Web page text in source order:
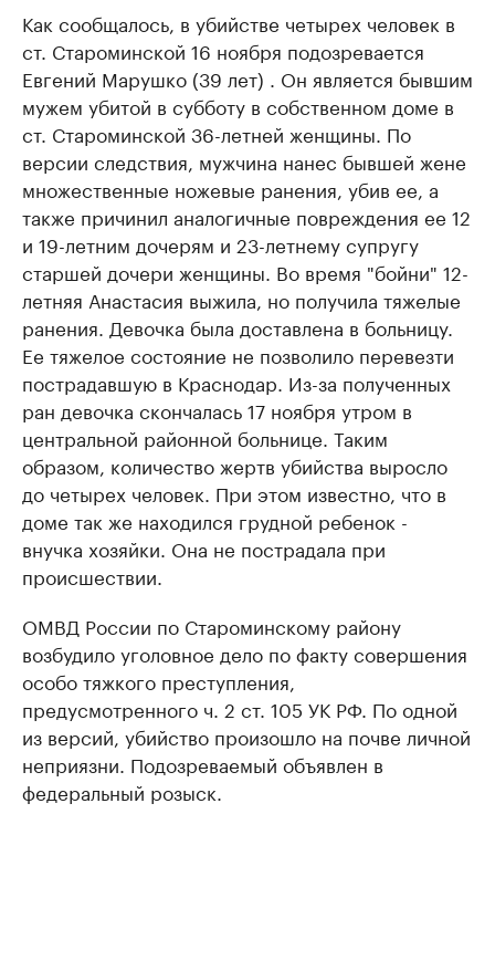
Как сообщалось, в убийстве четырех человек в
ст. Староминской 16 ноября подозревается
Евгений Марушко (39 лет) . Он является бывшим
мужем убитой в субботу в собственном доме в
ст. Староминской 36-летней женщины. По
версии следствия, мужчина нанес бывшей жене
множественные ножевые ранения, убив ее, а
также причинил аналогичные повреждения ее 12
и 19-летним дочерям и 23-летнему супругу
старшей дочери женщины. Во время "бойни" 12-
летняя Анастасия выжила, но получила тяжелые
ранения. Девочка была доставлена в больницу.
Ее тяжелое состояние не позволило перевезти
пострадавшую в Краснодар. Из-за полученных
ран девочка скончалась 17 ноября утром в
центральной районной больнице. Таким
образом, количество жертв убийства выросло
до четырех человек. При этом известно, что в
доме так же находился грудной ребенок -
внучка хозяйки. Она не пострадала при
происшествии.
ОМВД России по Староминскому району
возбудило уголовное дело по факту совершения
особо тяжкого преступления,
предусмотренного ч. 2 ст. 105 УК РФ. По одной
из версий, убийство произошло на почве личной
неприязни. Подозреваемый объявлен в
федеральный розыск.